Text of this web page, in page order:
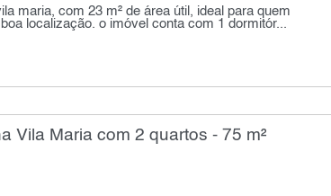
maria, com 23 m² de área útil, ideal para quem
localização. o imóvel conta com 1 dormitór...
Vila Maria com 2 quartos - 75 m²